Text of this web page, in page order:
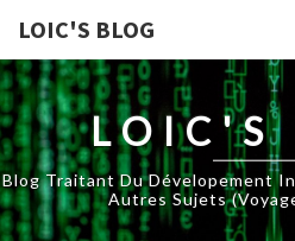
LOIC'S BLOG
LOIC'S
Blog Traitant Du Dévelopement
Autres Sujets